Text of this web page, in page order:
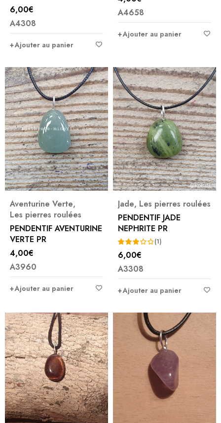
6,00€
A4308
Ajouter au panier
A4658
Ajouter au panier
Aventurine Verte,
Les pierres roulées
PENDENTIF AVENTURINE
VERTE PR
4,00€
A3960
Ajouter au panier
Jade, Les pierres roulées
PENDENTIF JADE
NEPHRITE PR
Note
3.00
sur
5
(1)
6,00€
A3308
Ajouter au panier